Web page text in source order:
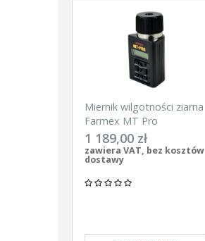
Miernik wilgotności ziarna
Farmex MT Pro
1 189,00 zł
zawiera VAT, bez kosztów
dostawy